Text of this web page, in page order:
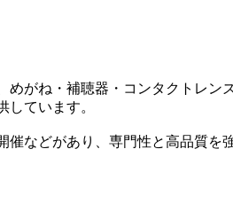
がね・補聴器・コンタクトレン
ています。
などがあり、専門性と高品質を